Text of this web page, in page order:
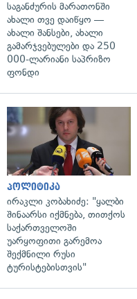
საგანძურის მარათონში
ახალი თვე დაიწყო —
ახალი შანსები, ახალი
გამარჯვებულები და 250
000-ლარიანი საპრიზო
ფონდი
პოლიტიკა
ირაკლი კობახიძე: "ყალბი
შინაარსი იქმნება, თითქოს
საქართველოში
უარყოფითი გარემოა
შექმნილი რუსი
ტურისტებისთვის"